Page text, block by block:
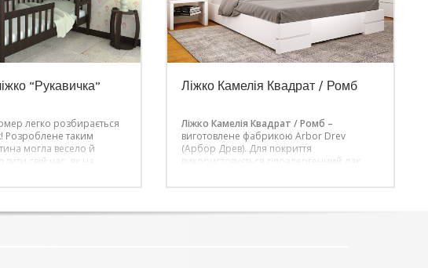
“Рукавичка”
легко розбирається
Розроблене таким
могла весело й
свій час, як на
деревини
Ліжко Камелія Квадрат / Ромб
Ліжко Камелія Квадрат / Ромб –
виготовлене фабрикою Arbor Drev
(Арбор Древ). Для покриття
використовується гіпоалергенний лак
за стандартну комплектацію – 160 х 200